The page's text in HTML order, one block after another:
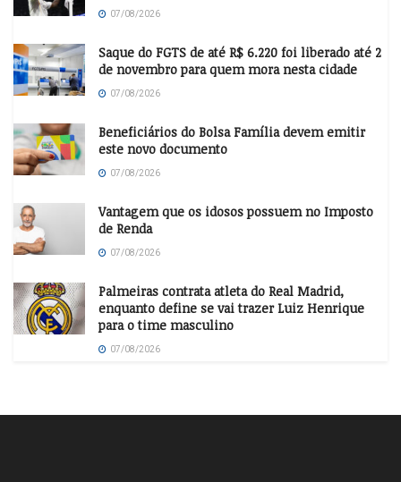
07/08/2026
Saque do FGTS de até R$ 6.220 foi liberado até 2
de novembro para quem mora nesta cidade
07/08/2026
Beneficiários do Bolsa Família devem emitir
este novo documento
07/08/2026
Vantagem que os idosos possuem no Imposto
de Renda
07/08/2026
Palmeiras contrata atleta do Real Madrid,
enquanto define se vai trazer Luiz Henrique
para o time masculino
07/08/2026